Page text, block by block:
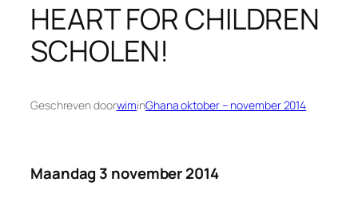
HEART FOR CHILDREN
SCHOLEN!
Geschreven doorwiminGhana oktober – november 2014
Maandag 3 november 2014